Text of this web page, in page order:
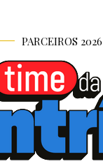
PARCEIROS 2026